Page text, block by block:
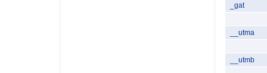
_gat
__utma
__utmb